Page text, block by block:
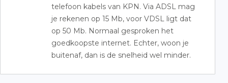
telefoon kabels van KPN. Via ADSL mag
je rekenen op 15 Mb, voor VDSL ligt dat
op 50 Mb. Normaal gesproken het
goedkoopste internet. Echter, woon je
buitenaf, dan is de snelheid wel minder.